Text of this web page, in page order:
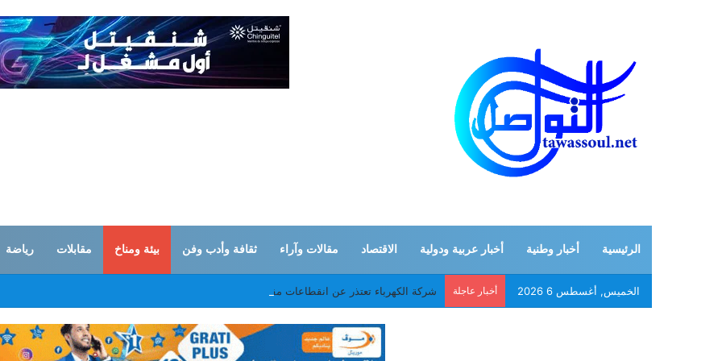
الرئيسية أخبار وطنية أخبار عربية ودولية الاقتصاد مقالات وآراء ثقافة وأدب وفن بيئة ومناخ مقابلات رياضة
الخميس, أغسطس 6 2026 أخبار عاجلة شركة الكهرباء تعتذر عن انقطاعات مقررة لأشغال صيانة في نواكشوط